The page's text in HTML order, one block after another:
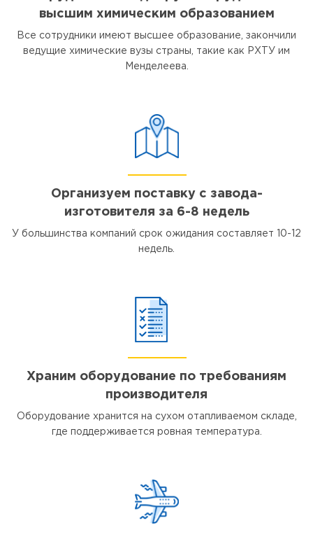
высшим химическим образованием
Все сотрудники имеют высшее образование, закончили
ведущие химические вузы страны, такие как РХТУ им
Менделеева.
Организуем поставку с завода-
изготовителя за 6-8 недель
У большинства компаний срок ожидания составляет 10-12
недель.
Храним оборудование по требованиям
производителя
Оборудование хранится на сухом отапливаемом складе,
где поддерживается ровная температура.